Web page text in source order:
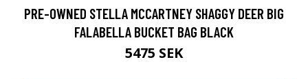
PRE-OWNED STELLA MCCARTNEY SHAGGY DEER BIG
FALABELLA BUCKET BAG BLACK
5475 SEK